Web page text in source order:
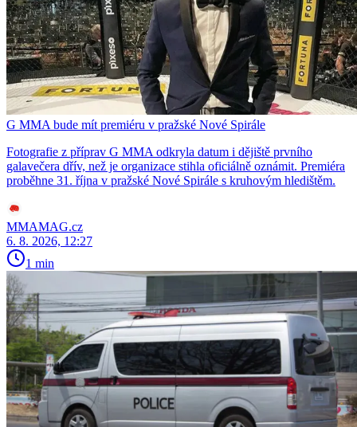
G MMA bude mít premiéru v pražské Nové Spirále
Fotografie z příprav G MMA odkryla datum i dějiště prvního
galavečera dřív, než je organizace stihla oficiálně oznámit. Premiéra
proběhne 31. října v pražské Nové Spirále s kruhovým hledištěm.
MMAMAG.cz
6. 8. 2026, 12:27
1 min